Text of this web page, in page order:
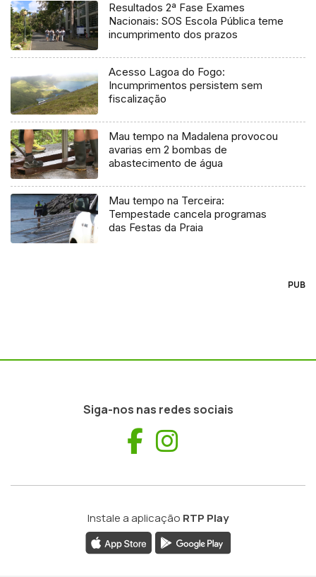
Resultados 2ª Fase Exames
Nacionais: SOS Escola Pública teme
incumprimento dos prazos
Acesso Lagoa do Fogo:
Incumprimentos persistem sem
fiscalização
Mau tempo na Madalena provocou
avarias em 2 bombas de
abastecimento de água
Mau tempo na Terceira:
Tempestade cancela programas
das Festas da Praia
PUB
Siga-nos nas redes sociais
Facebook
Instale a aplicação RTP Play